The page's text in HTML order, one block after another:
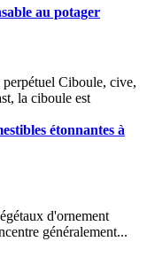
au potager
Ciboule, cive,
la ciboule est
étonnantes à
d'ornement
généralement...